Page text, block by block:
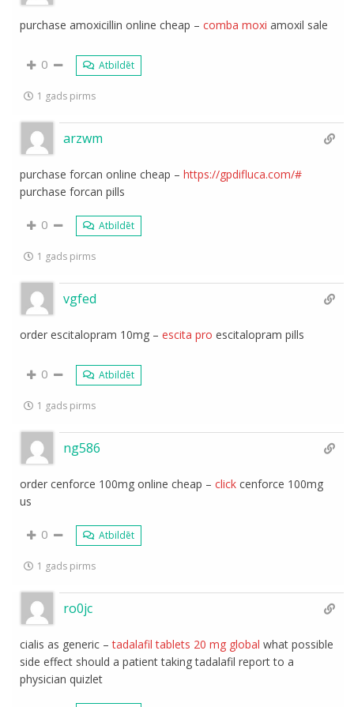
purchase amoxicillin online cheap –comba moxi amoxil sale
0 Atbildēt
1 gads pirms
arzwm
purchase forcan online cheap –https://gpdifluca.com/#
purchase forcan pills
0 Atbildēt
1 gads pirms
vgfed
order escitalopram 10mg –escita pro escitalopram pills
0 Atbildēt
1 gads pirms
ng586
order cenforce 100mg online cheap –click cenforce 100mg
us
0 Atbildēt
1 gads pirms
ro0jc
cialis as generic –tadalafil tablets 20 mg global what possible
side effect should a patient taking tadalafil report to a
physician quizlet